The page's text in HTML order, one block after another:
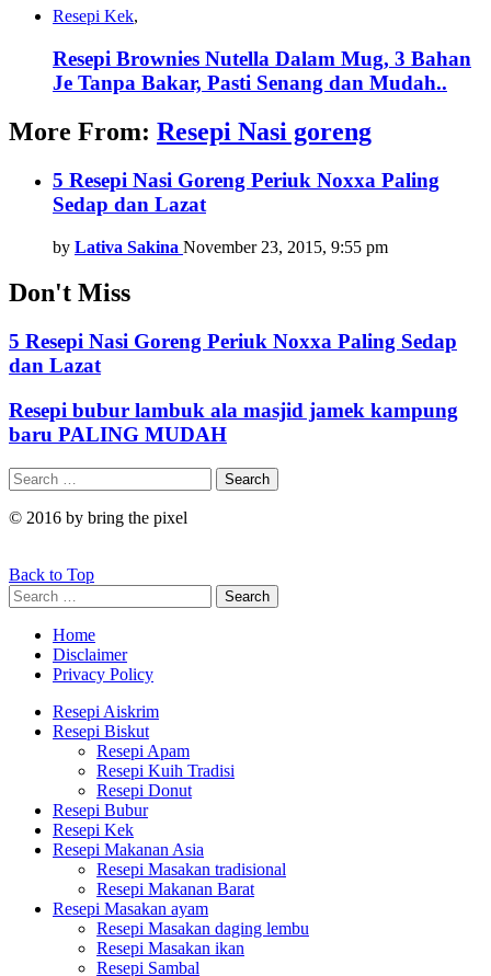
Resepi Kek,
Resepi Brownies Nutella Dalam Mug, 3 Bahan
Je Tanpa Bakar, Pasti Senang dan Mudah..
More From: Resepi Nasi goreng
5 Resepi Nasi Goreng Periuk Noxxa Paling
Sedap dan Lazat
by Lativa Sakina November 23, 2015, 9:55 pm
Don't Miss
5 Resepi Nasi Goreng Periuk Noxxa Paling Sedap
dan Lazat
Resepi bubur lambuk ala masjid jamek kampung
baru PALING MUDAH
Search
for:
Search
© 2016 by bring the pixel
Back to Top
Search
for:
Search
Home
Disclaimer
Privacy Policy
Resepi Aiskrim
Resepi Biskut
Resepi Apam
Resepi Kuih Tradisi
Resepi Donut
Resepi Bubur
Resepi Kek
Resepi Makanan Asia
Resepi Masakan tradisional
Resepi Makanan Barat
Resepi Masakan ayam
Resepi Masakan daging lembu
Resepi Masakan ikan
Resepi Sambal